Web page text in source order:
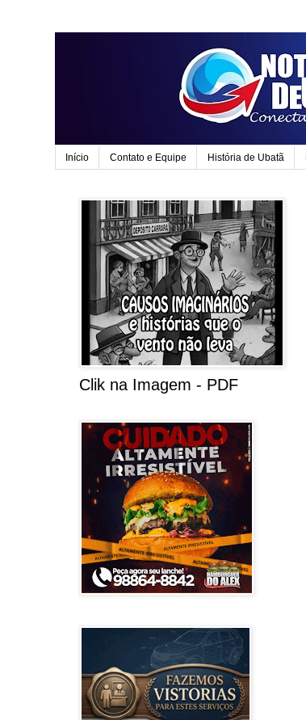
Início Contato e Equipe História de Ubatã
Clik na Imagem - PDF